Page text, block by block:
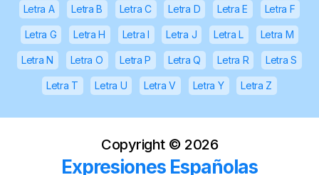
Letra A Letra B Letra C Letra D Letra E Letra F
Letra G Letra H Letra I Letra J Letra L Letra M
Letra N Letra O Letra P Letra Q Letra R Letra S
Letra T Letra U Letra V Letra Y Letra Z
Copyright © 2026
Expresiones Españolas